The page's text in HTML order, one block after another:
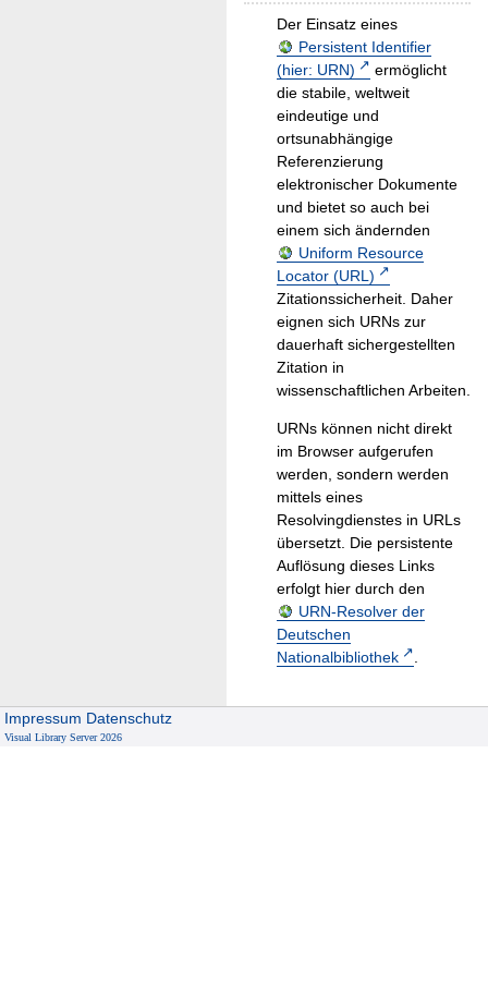
Der Einsatz eines
Persistent Identifier
(hier: URN)
ermöglicht
die stabile, weltweit
eindeutige und
ortsunabhängige
Referenzierung
elektronischer Dokumente
und bietet so auch bei
einem sich ändernden
Uniform Resource
Locator (URL)
Zitationssicherheit. Daher
eignen sich URNs zur
dauerhaft sichergestellten
Zitation in
wissenschaftlichen Arbeiten.
URNs können nicht direkt
im Browser aufgerufen
werden, sondern werden
mittels eines
Resolvingdienstes in URLs
übersetzt. Die persistente
Auflösung dieses Links
erfolgt hier durch den
URN-Resolver der
Deutschen
Nationalbibliothek
.
Impressum Datenschutz
Visual Library Server 2026